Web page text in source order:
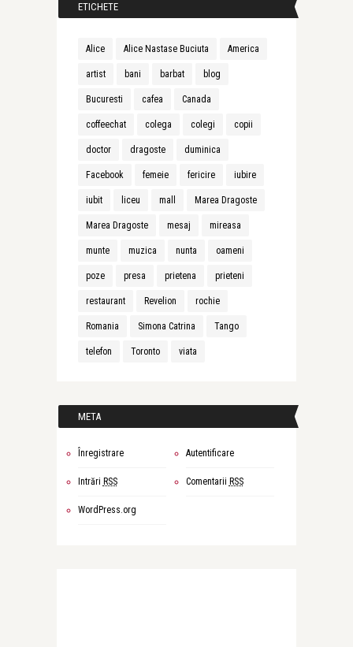
ETICHETE
Alice Alice Nastase Buciuta America
artist bani barbat blog
Bucuresti cafea Canada
coffeechat colega colegi copii
doctor dragoste duminica
Facebook femeie fericire iubire
iubit liceu mall Marea Dragoste
Marea Dragoste mesaj mireasa
munte muzica nunta oameni
poze presa prietena prieteni
restaurant Revelion rochie
Romania Simona Catrina Tango
telefon Toronto viata
META
Înregistrare Autentificare
Intrări RSS Comentarii RSS
WordPress.org